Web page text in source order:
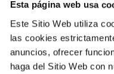
Esta página web usa
Este Sitio Web utiliza
las cookies
anuncios, ofrecer
haga del Sitio Web con
Orquestra
Sayaka Shoji,
Tomàs Grau,